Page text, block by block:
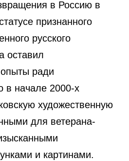
в Россию в
признанного
русского
оставил
ради
в начале 2000-х
художественную
для ветерана-
и картинами.